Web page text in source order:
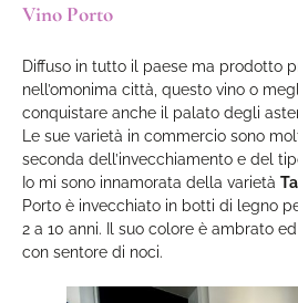
Vino Porto
Diffuso in tutto il paese ma prodotto
nell’omonima città, questo vino o
conquistare anche il palato degli
Le sue varietà in commercio sono
seconda dell’invecchiamento e del
Io mi sono innamorata della varietà
Porto è invecchiato in botti di legno
2 a 10 anni. Il suo colore è ambrato
con sentore di noci.